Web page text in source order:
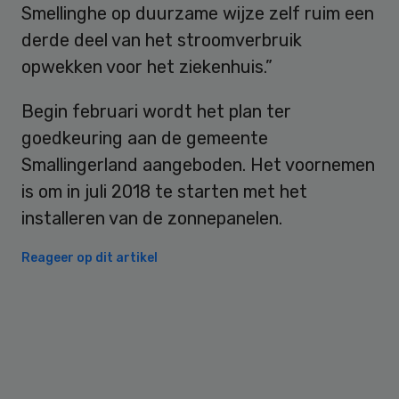
Smellinghe op duurzame wijze zelf ruim een
derde deel van het stroomverbruik
opwekken voor het ziekenhuis.”
Begin februari wordt het plan ter
goedkeuring aan de gemeente
Smallingerland aangeboden. Het voornemen
is om in juli 2018 te starten met het
installeren van de zonnepanelen.
Reageer op dit artikel